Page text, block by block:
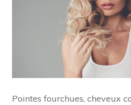
Pointes fourchues, cheveux